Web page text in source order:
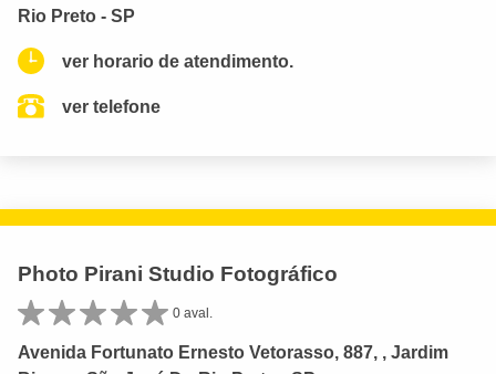
Rio Preto - SP
ver horario de atendimento.
ver telefone
Photo Pirani Studio Fotográfico
0 aval.
Avenida Fortunato Ernesto Vetorasso, 887, , Jardim